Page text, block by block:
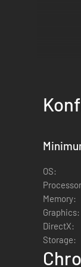
Hier bei
Deutsch:
OS:
Memory:
Graphics:
DirectX:
Storage: